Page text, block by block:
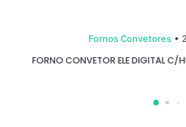
Fornos Convetores •
FORNO CONVETOR ELE DIGITAL C/